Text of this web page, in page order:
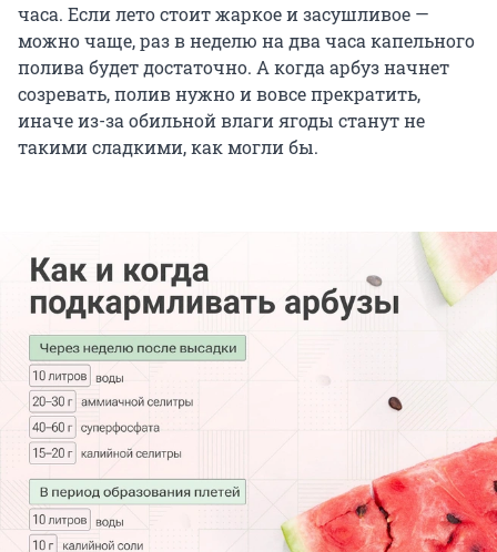
часа. Если лето стоит жаркое и засушливое —
можно чаще, раз в неделю на два часа капельного
полива будет достаточно. А когда арбуз начнет
созревать, полив нужно и вовсе прекратить,
иначе из-за обильной влаги ягоды станут не
такими сладкими, как могли бы.